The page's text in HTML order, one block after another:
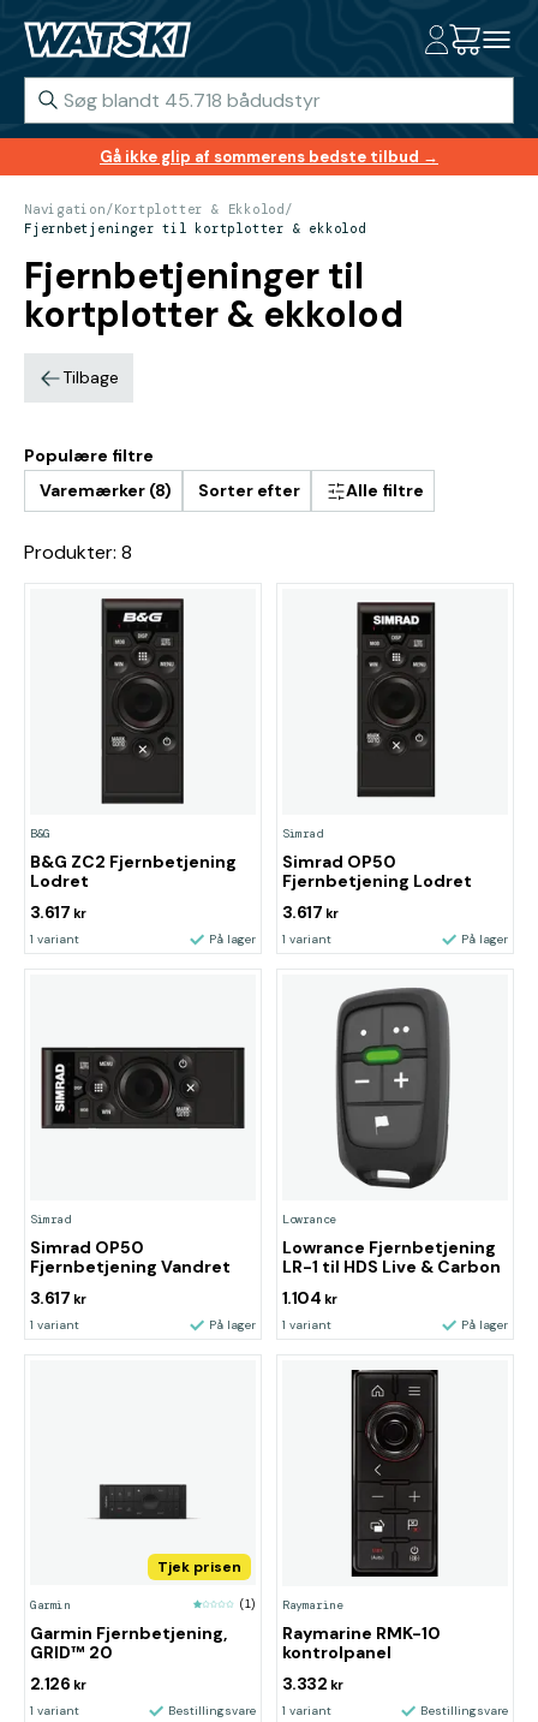
Gå ikke glip af sommerens bedste tilbud →
Navigation/Kortplotter & Ekkolod /
Fjernbetjeninger til kortplotter & ekkolod
Fjernbetjeninger til
kortplotter & ekkolod
Tilbage
Populære filtre
Varemærker (8)
Sorter efter Alle filtre
Produkter: 8
B&G
B&G ZC2 Fjernbetjening
Lodret
3.617 kr
1 variant På lager
Simrad
Simrad OP50
Fjernbetjening Lodret
3.617 kr
1 variant På lager
Simrad
Simrad OP50
Fjernbetjening Vandret
3.617 kr
1 variant På lager
Lowrance
Lowrance Fjernbetjening
LR-1 til HDS Live & Carbon
1.104 kr
1 variant På lager
Tjek prisen
Garmin (1)
Garmin Fjernbetjening,
GRID™ 20
2.126 kr
1 variant Bestillingsvare
Raymarine
Raymarine RMK-10
kontrolpanel
3.332 kr
1 variant Bestillingsvare